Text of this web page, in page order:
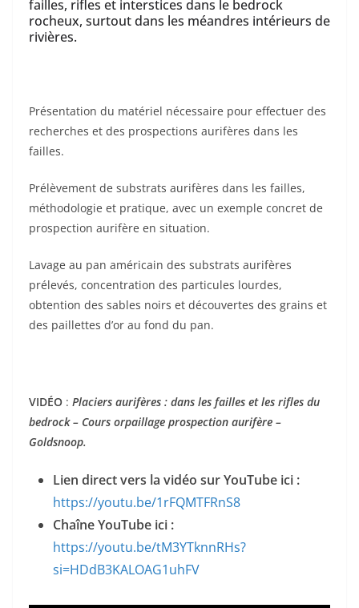
failles, rifles et interstices dans le bedrock
rocheux, surtout dans les méandres intérieurs de
rivières.
Présentation du matériel nécessaire pour effectuer des
recherches et des prospections aurifères dans les
failles.
Prélèvement de substrats aurifères dans les failles,
méthodologie et pratique, avec un exemple concret de
prospection aurifère en situation.
Lavage au pan américain des substrats aurifères
prélevés, concentration des particules lourdes,
obtention des sables noirs et découvertes des grains et
des paillettes d’or au fond du pan.
VIDÉO : Placiers aurifères : dans les failles et les rifles du
bedrock – Cours orpaillage prospection aurifère –
Goldsnoop.
Lien direct vers la vidéo sur YouTube ici :
https://youtu.be/1rFQMTFRnS8
Chaîne YouTube ici :
https://youtu.be/tM3YTknnRHs?
si=HDdB3KALOAG1uhFV